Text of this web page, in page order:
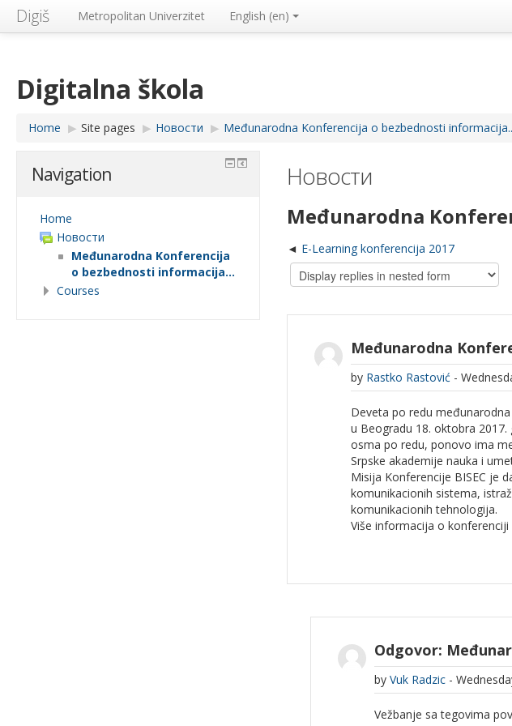
Digiš Metropolitan Univerzitet English ‎(en)‎
Digitalna škola
Home ▶︎ Site pages ▶︎ Новости ▶︎ Međunarodna Konferencija o bezbednosti
Новости
Međunarodna
E-Learning konferencija 2017
Međunarodna
by Rastko Rastović -
Deveta po redu
u Beogradu 18. oktobra
osma po redu, ponovo ima
Srpske akademije nauka i
Misija Konferencije BISEC je
komunikacionih sistema,
komunikacionih tehnologija.
Više informacija o
Odgovor:
byVuk Radzic -
Vežbanje sa tegovima
Navigation
Home
Новости
Međunarodna Konferencija
o bezbednosti informacija...
Courses